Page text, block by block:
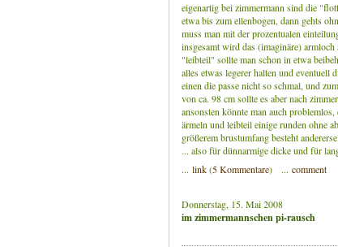
eigenartig bei zimmermann sind die
etwa bis zum ellenbogen, dann gehts
muss man mit der prozentualen
insgesamt wird das (imaginäre)
"leibteil" sollte man schon in etwa
alles etwas legerer halten und eventuell
einen die passe nicht so schmal, und
von ca. 98 cm sollte es aber nach
ansonsten könnte man auch
ärmeln und leibteil einige runden ohne
größerem brustumfang besteht
... also für dünnarmige dicke und für
... link(5 Kommentare) ... comment
Donnerstag, 15. Mai 2008
im zimmermannschen pi-rausch